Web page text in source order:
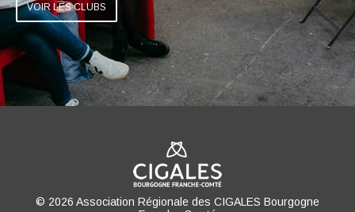
VOIR LES CLUBS
© 2026 Association Régionale des CIGALES Bourgogne